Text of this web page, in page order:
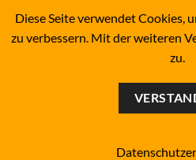
SKATEBOARD-SHOP SINCE 1993
Diese Seite verwendet Cookies,
zu verbessern. Mit der weiteren
zu.